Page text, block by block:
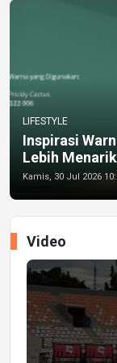
LIFESTYLE
Inspirasi
Lebih Menarik
Kamis, 30 Jul 2026
Video